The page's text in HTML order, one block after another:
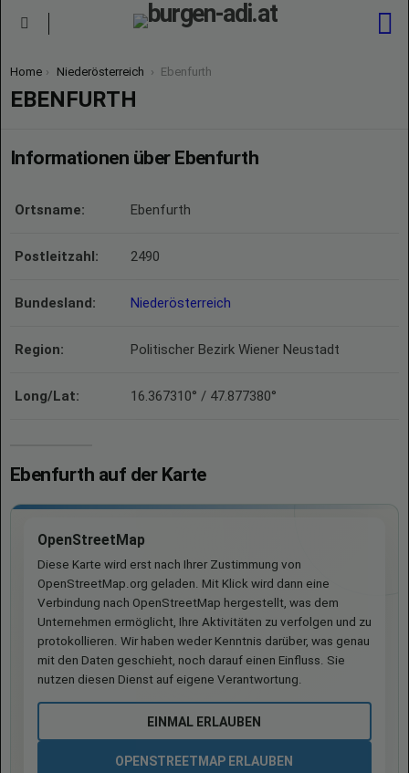
You are here:
Home Niederösterreich Ebenfurth
EBENFURTH
Informationen über Ebenfurth
Ortsname: Ebenfurth
Postleitzahl: 2490
Bundesland: Niederösterreich
Region: Politischer Bezirk Wiener Neustadt
Long/Lat: 16.367310° / 47.877380°
Ebenfurth auf der Karte
OpenStreetMap
Diese Karte wird erst nach Ihrer Zustimmung von
OpenStreetMap.org geladen. Mit Klick wird dann eine
Verbindung nach OpenStreetMap hergestellt, was dem
Unternehmen ermöglicht, Ihre Aktivitäten zu verfolgen und zu
protokollieren. Wir haben weder Kenntnis darüber, was genau
mit den Daten geschieht, noch darauf einen Einfluss. Sie
nutzen diesen Dienst auf eigene Verantwortung.
EINMAL ERLAUBEN
OPENSTREETMAP ERLAUBEN